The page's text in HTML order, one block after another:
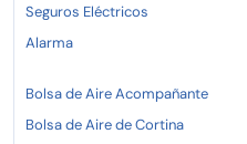
Seguros Eléctricos
Alarma
Bolsa de Aire Acompañante
Bolsa de Aire de Cortina